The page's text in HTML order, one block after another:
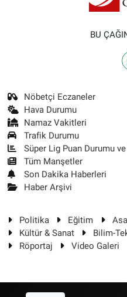
BU
Nöbetçi Eczaneler
Hava Durumu
Namaz Vakitleri
Trafik Durumu
Süper Lig Puan Durumu
Tüm Manşetler
Son Dakika Haberleri
Haber Arşivi
Politika Eğitim
Kültür & Sanat
Bilim-
Röportaj
Video Galeri